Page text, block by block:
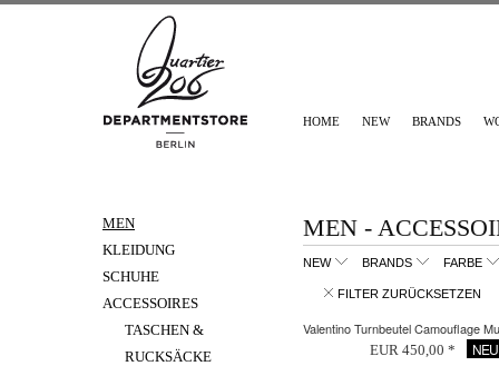
HOME NEW BRANDS
MEN
KLEIDUNG
SCHUHE
ACCESSOIRES
TASCHEN &
RUCKSÄCKE
MEN -
NEW BRANDS FARBE
FILTER ZURÜCKSETZEN
Valentino Turnbeutel Camouflage
EUR 450,00 * NEU